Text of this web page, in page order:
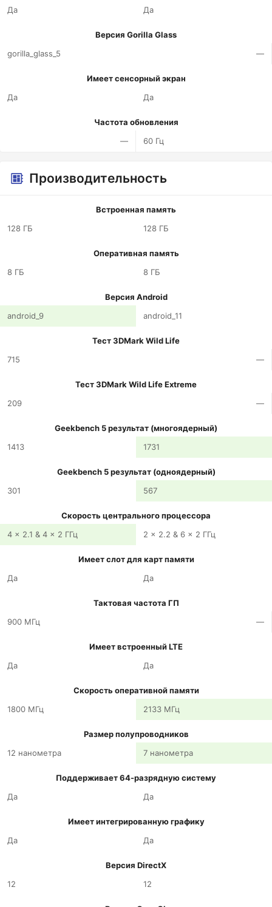
Да Да
Версия Gorilla Glass
gorilla_glass_5
—
Имеет сенсорный экран
Да
Да
Частота обновления
—
60 Гц
Производительность
Встроенная память
128 ГБ
128 ГБ
Оперативная память
8 ГБ
8 ГБ
Версия Android
android_9
android_11
Тест 3DMark Wild Life
715
—
Тест 3DMark Wild Life Extreme
209
—
Geekbench 5 результат (многоядерный)
1413
1731
Geekbench 5 результат (одноядерный)
301
567
Скорость центрального процессора
4 x 2.1 & 4 x 2 ГГц
2 x 2.2 & 6 x 2 ГГц
Имеет слот для карт памяти
Да
Да
Тактовая частота ГП
900 МГц
—
Имеет встроенный LTE
Да
Да
Скорость оперативной памяти
1800 МГц
2133 МГц
Размер полупроводников
12 нанометра
7 нанометра
Поддерживает 64-разрядную систему
Да
Да
Имеет интегрированную графику
Да
Да
Версия DirectX
12
12